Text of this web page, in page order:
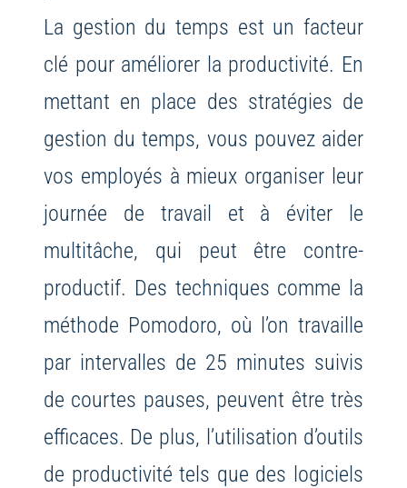
La gestion du temps est un facteur
clé pour améliorer la productivité. En
mettant en place des stratégies de
gestion du temps, vous pouvez aider
vos employés à mieux organiser leur
journée de travail et à éviter le
multitâche, qui peut être contre-
productif. Des techniques comme la
méthode Pomodoro, où l’on travaille
par intervalles de 25 minutes suivis
de courtes pauses, peuvent être très
efficaces. De plus, l’utilisation d’outils
de productivité tels que des logiciels